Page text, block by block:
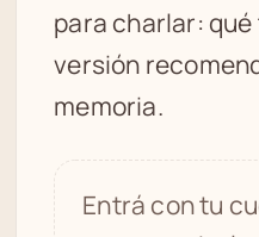
para charlar:
versión
memoria.
Entrá con tu